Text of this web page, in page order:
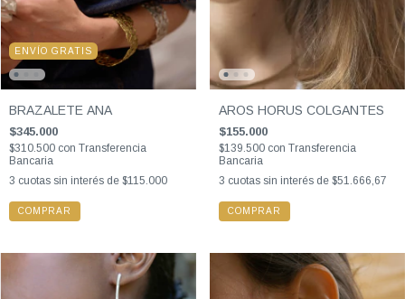
ENVÍO GRATIS
BRAZALETE ANA
$345.000
$310.500 con Transferencia
Bancaria
3 cuotas sin interés de $115.000
COMPRAR
AROS HORUS COLGANTES
$155.000
$139.500 con Transferencia
Bancaria
3 cuotas sin interés de $51.666,67
COMPRAR